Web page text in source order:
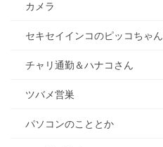
カメラ
セキセイインコのピッコちゃん
チャリ通勤＆ハナコさん
ツバメ営巣
パソコンのこととか